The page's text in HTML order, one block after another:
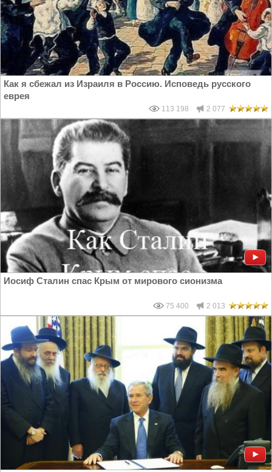
Как я сбежал из Израиля в Россию. Исповедь русского
еврея
113 198 2 077
Иосиф Сталин спас Крым от мирового сионизма
75 400 2 013